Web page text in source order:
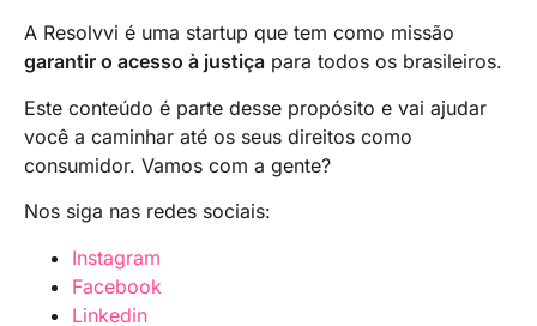
A Resolvvi é uma startup que tem como missão
garantir o acesso à justiça para todos os brasileiros.
Este conteúdo é parte desse propósito e vai ajudar
você a caminhar até os seus direitos como
consumidor. Vamos com a gente?
Nos siga nas redes sociais:
Instagram
Facebook
Linkedin